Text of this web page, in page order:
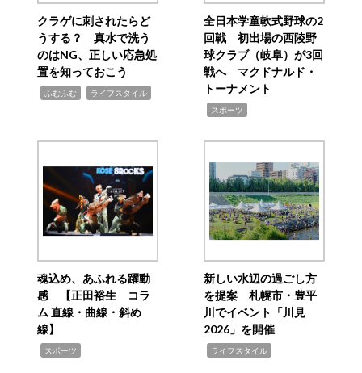
クラゲに刺されたらど
うする？ 真水で洗う
のはNG、正しい応急処
置を知っておこう
ふむふむ ライフスタイル
全日本学童軟式野球の2
回戦 初出場の西陵野
球クラブ（岐阜）が3回
戦へ マクドナルド・
トーナメント
スポーツ
魂込め、あふれる躍動
感 【正田裕生 コラ
ム 直線・曲線・斜め
線】
スポーツ
新しい水辺の過ごし方
を提案 札幌市・豊平
川でイベント「川見
2026」を開催
ライフスタイル